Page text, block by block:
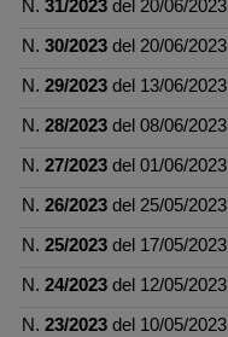
N. 31/2023 del 20/06/2023
N. 30/2023 del 20/06/2023
N. 29/2023 del 13/06/2023
N. 28/2023 del 08/06/2023
N. 27/2023 del 01/06/2023
N. 26/2023 del 25/05/2023
N. 25/2023 del 17/05/2023
N. 24/2023 del 12/05/2023
N. 23/2023 del 10/05/2023